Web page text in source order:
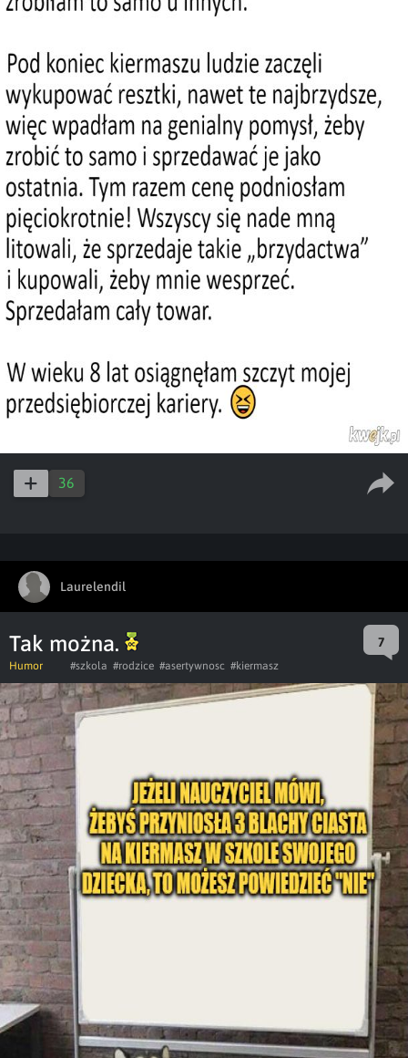
36
Laurelendil
Tak można. 7
Humor #szkola #rodzice #asertywnosc #kiermasz